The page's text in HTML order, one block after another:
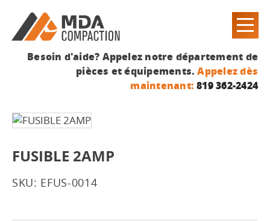
Besoin d'aide? Appelez notre département de
pièces et équipements.Appelez dès
maintenant: 819 362-2424
FUSIBLE 2AMP
SKU: EFUS-0014